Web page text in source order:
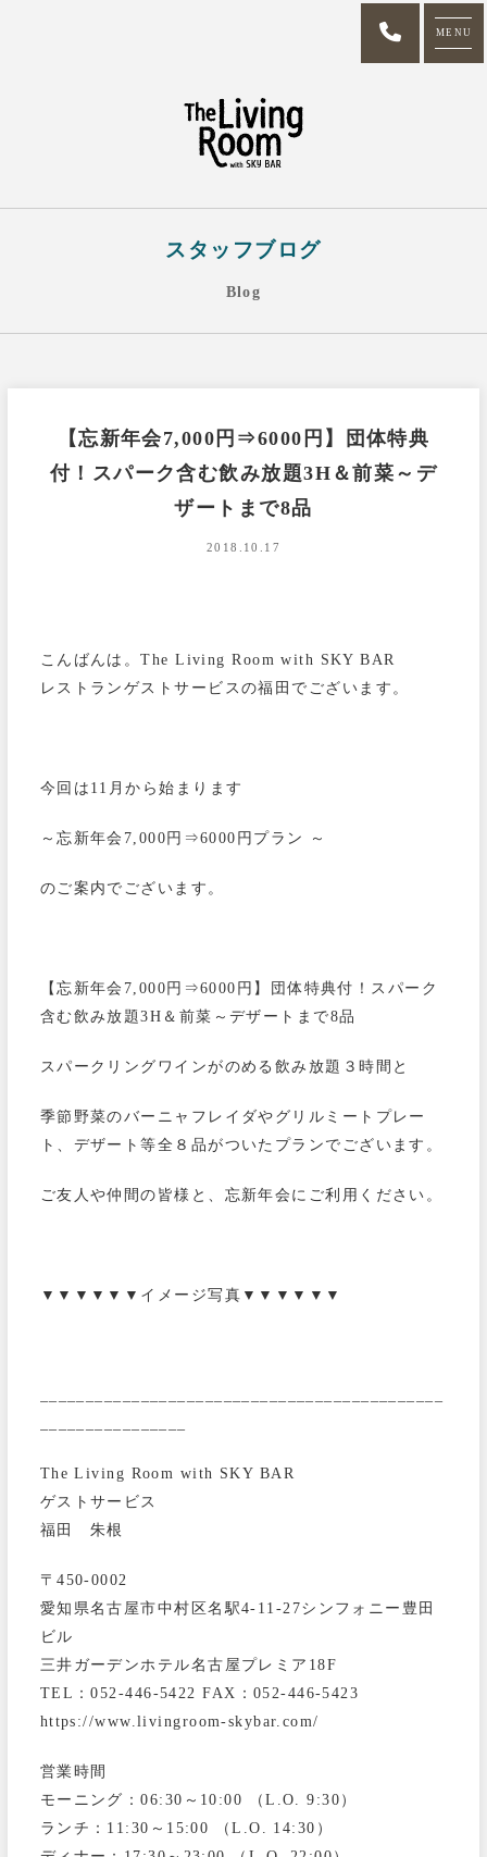
MENU
スタッフブログ
Blog
【忘新年会7,000円⇒6000円】団体特典
付！スパーク含む飲み放題3H＆前菜～デ
ザートまで8品
2018.10.17
こんばんは。The Living Room with SKY BAR
レストランゲストサービスの福田でございます。
今回は11月から始まります
～忘新年会7,000円⇒6000円プラン ～
のご案内でございます。
【忘新年会7,000円⇒6000円】団体特典付！スパーク
含む飲み放題3H＆前菜～デザートまで8品
スパークリングワインがのめる飲み放題３時間と
季節野菜のバーニャフレイダやグリルミートプレー
ト、デザート等全８品がついたプランでございます。
ご友人や仲間の皆様と、忘新年会にご利用ください。
▼▼▼▼▼▼イメージ写真▼▼▼▼▼▼
The Living Room with SKY BAR
ゲストサービス
福田 朱根
〒450-0002
愛知県名古屋市中村区名駅4-11-27シンフォニー豊田
ビル
三井ガーデンホテル名古屋プレミア18F
TEL：052-446-5422 FAX：052-446-5423
https://www.livingroom-skybar.com/
営業時間
モーニング：06:30～10:00 （L.O. 9:30）
ランチ：11:30～15:00 （L.O. 14:30）